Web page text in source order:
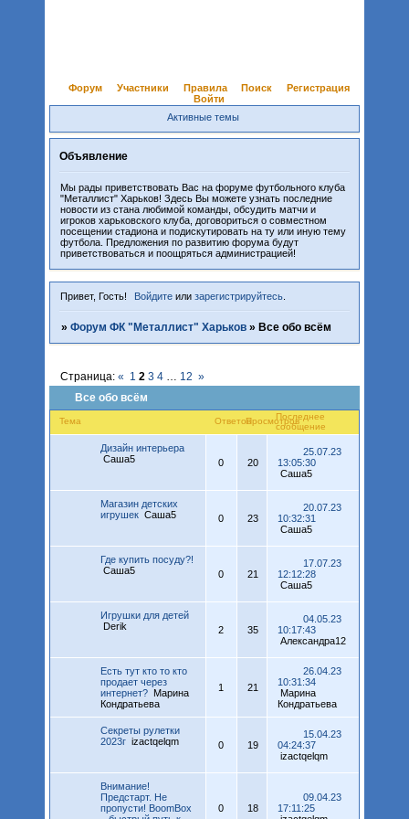
Форум Участники Правила Поиск
Регистрация
Войти
Активные темы
Объявление
Мы рады приветствовать Вас на форуме футбольного клуба
"Металлист" Харьков! Здесь Вы можете узнать последние
новости из стана любимой команды, обсудить матчи и
игроков харьковского клуба, договориться о совместном
посещении стадиона и подискутировать на ту или иную тему
футбола. Предложения по развитию форума будут
приветствоваться и поощряться администрацией!
Привет, Гость! Войдите илизарегистрируйтесь
» Форум ФК "Металлист" Харьков » Все обо всём
Все обо всём
Страница: « 1 2 3 4 … 12 »
Тема ОтветовПросмотровПоследнее
сообщение
Дизайн интерьера
Саша5
0 20
25.07.23
13:05:30
Саша5
Магазин детских
игрушек Саша5 0 23
20.07.23
10:32:31
Саша5
Где купить посуду?!
Саша5
0 21
17.07.23
12:12:28
Саша5
Игрушки для детей
Derik
2 35
04.05.23
10:17:43
Александра12
Есть тут кто то кто
продает через
интернет? Марина
Кондратьева
1 21
26.04.23
10:31:34
Марина
Кондратьева
Секреты рулетки
2023г izactqelqm 0 19
15.04.23
04:24:37
izactqelqm
Внимание!
Предстарт. Не
пропусти! BoomBox
0 18
09.04.23
17:11:25